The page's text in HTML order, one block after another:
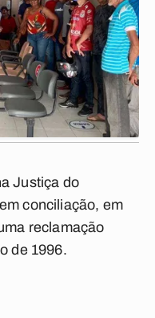
Justiça do
conciliação, em
reclamação
de 1996.